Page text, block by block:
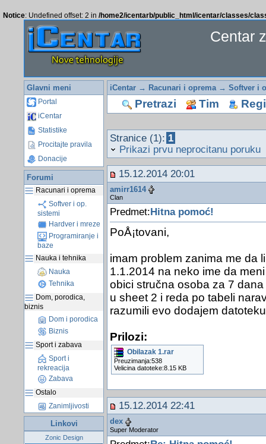
Notice: Undefined offset: 2 in /home2/icentarb/public_html/icentar/classes/
Centar
Glavni meni
Portal
iCentar
Statistike
Procitajte pravila
Donacije
Forumi
Racunari i oprema
Softver i op.
sistemi
Hardver i mreze
Programiranje i
baze
Nauka i tehnika
Nauka
Tehnika
Dom, porodica,
biznis
Dom i porodica
Biznis
Sport i zabava
Sport i
rekreacija
Zabava
Ostalo
Zanimljivosti
Linkovi
Zonic Design
iCentar→ Racunari i oprema→ Softver i
Pretrazi Tim
Stranice (1): 1
Prikazi prvu neprocitanu poruku
15.12.2014 20:01
amirr1614
Clan
Predmet: Hitna pomoć!
PoÅ¡tovani,
imam problem zanima me da
1.1.2014 na neko ime da
obici stručna osoba za 7
u sheet 2 i reda po tabeli
razumili evo dodajem
Prilozi:
Obilazak 1.rar
Preuzimanja:538
Velicina datoteke:8.15 KB
15.12.2014 22:41
dex
Super Moderator